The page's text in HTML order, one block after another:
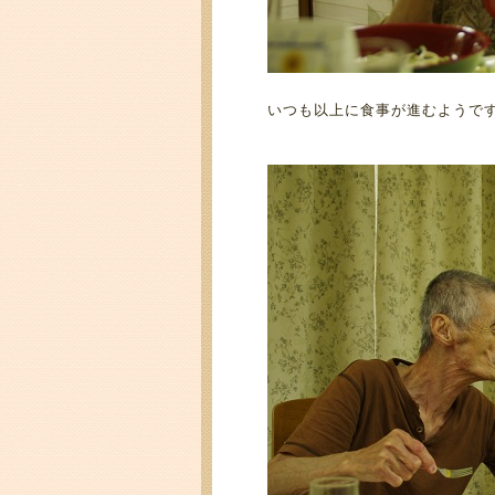
いつも以上に食事が進むようで